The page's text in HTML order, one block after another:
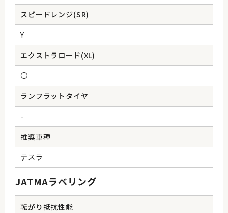
スピードレンジ(SR)
Y
エクストラロード(XL)
〇
ランフラットタイヤ
-
推奨車種
テスラ
JATMAラベリング
転がり抵抗性能